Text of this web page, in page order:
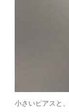
小さいピアスと